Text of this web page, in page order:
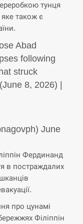
для
объекты…
спалах
10 тисяч…
тунця
також є
Abad
following
struck
8, 2026) |
June
Фердинанд
в постраждалих
про цунамі
Філіппін